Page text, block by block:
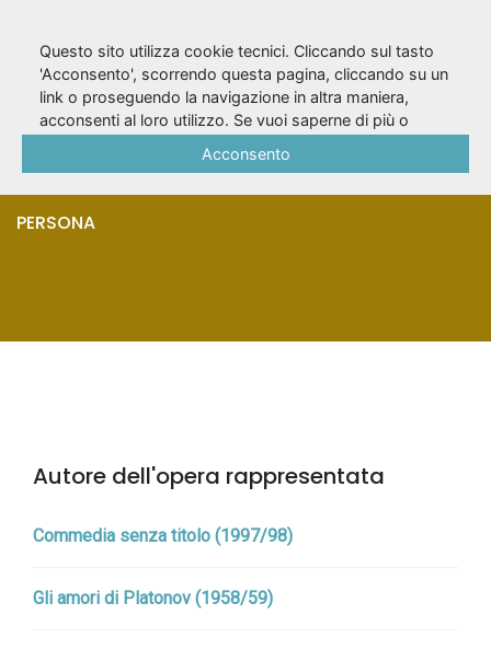
Čehov, Anton
Pavlovič
PERSONA
Autore dell'opera rappresentata
Commedia senza titolo (1997/98)
Gli amori di Platonov (1958/59)
Questo sito utilizza cookie tecnici. Cliccando sul tasto
'Acconsento', scorrendo questa pagina, cliccando su un
link o proseguendo la navigazione in altra maniera,
acconsenti al loro utilizzo. Se vuoi saperne di più o
Acconsento